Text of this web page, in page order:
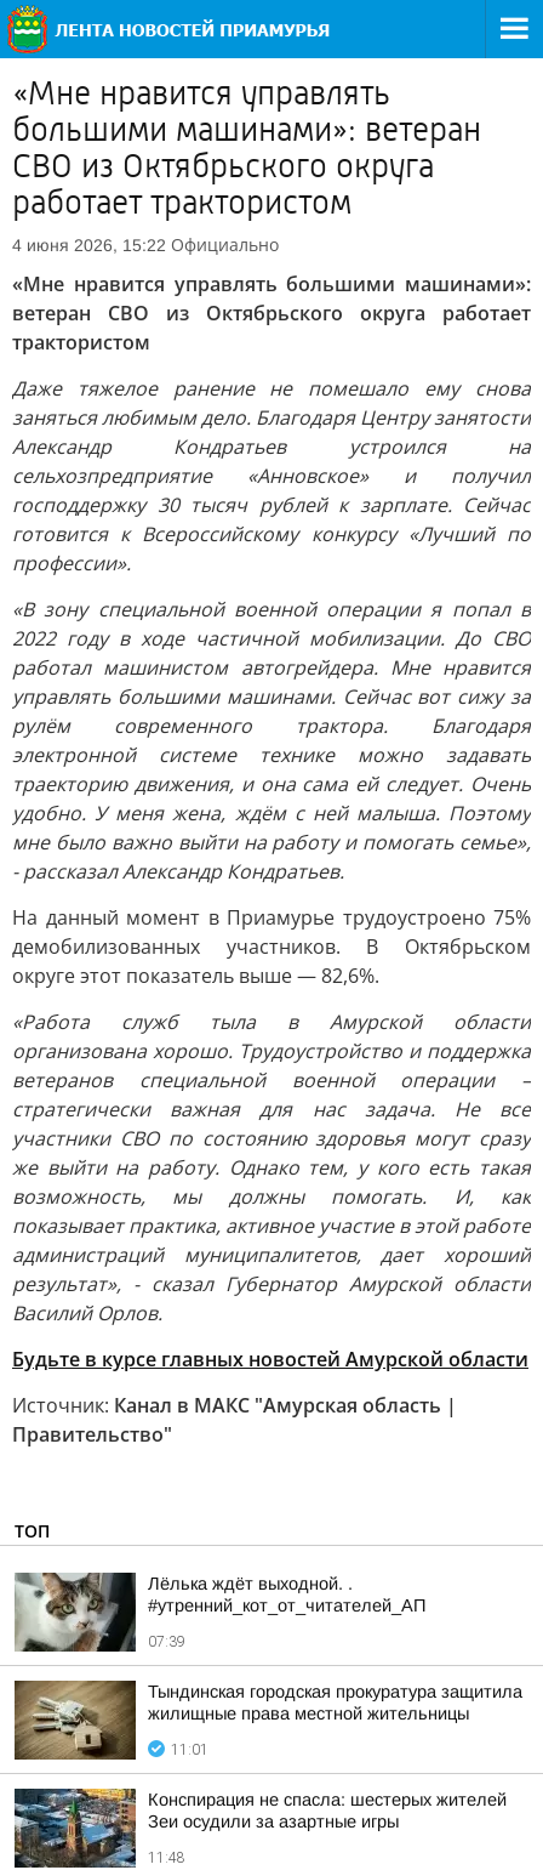
«Мне нравится управлять
большими машинами»: ветеран
СВО из Октябрьского округа
работает трактористом
4 июня 2026, 15:22 Официально
«Мне нравится управлять большими машинами»:
ветеран СВО из Октябрьского округа работает
трактористом
Даже тяжелое ранение не помешало ему снова
заняться любимым дело. Благодаря Центру занятости
Александр Кондратьев устроился на
сельхозпредприятие «Анновское» и получил
господдержку 30 тысяч рублей к зарплате. Сейчас
готовится к Всероссийскому конкурсу «Лучший по
профессии».
«В зону специальной военной операции я попал в
2022 году в ходе частичной мобилизации. До СВО
работал машинистом автогрейдера. Мне нравится
управлять большими машинами. Сейчас вот сижу за
рулём современного трактора. Благодаря
электронной системе технике можно задавать
траекторию движения, и она сама ей следует. Очень
удобно. У меня жена, ждём с ней малыша. Поэтому
мне было важно выйти на работу и помогать семье»,
- рассказал Александр Кондратьев.
На данный момент в Приамурье трудоустроено 75%
демобилизованных участников. В Октябрьском
округе этот показатель выше — 82,6%.
«Работа служб тыла в Амурской области
организована хорошо. Трудоустройство и поддержка
ветеранов специальной военной операции –
стратегически важная для нас задача. Не все
участники СВО по состоянию здоровья могут сразу
же выйти на работу. Однако тем, у кого есть такая
возможность, мы должны помогать. И, как
показывает практика, активное участие в этой работе
администраций муниципалитетов, дает хороший
результат», - сказал Губернатор Амурской области
Василий Орлов.
Будьте в курсе главных новостей Амурской области
Источник: Канал в МАКС "Амурская область |
Правительство"
ТОП
Лёлька ждёт выходной. .
#утренний_кот_от_читателей_АП
07:39
Тындинская городская прокуратура защитила
жилищные права местной жительницы
11:01
Конспирация не спасла: шестерых жителей
Зеи осудили за азартные игры
11:48